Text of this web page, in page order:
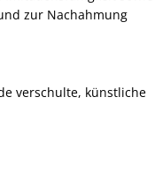
zur Nachahmung
verschulte, künstliche